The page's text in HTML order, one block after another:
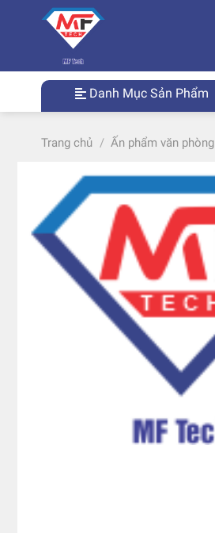
Danh Mục Sản Phẩm
Trang chủ / Ấn phẩm văn phòng